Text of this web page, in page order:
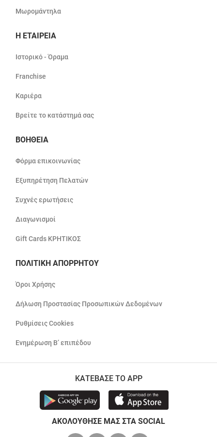
Μωρομάντηλα
Η ΕΤΑΙΡΕΙΑ
Ιστορικό - Όραμα
Franchise
Καριέρα
Βρείτε το κατάστημά σας
ΒΟΗΘΕΙΑ
Φόρμα επικοινωνίας
Εξυπηρέτηση Πελατών
Συχνές ερωτήσεις
Διαγωνισμοί
Gift Cards ΚΡΗΤΙΚΟΣ
ΠΟΛΙΤΙΚΗ ΑΠΟΡΡΗΤΟΥ
Όροι Χρήσης
Δήλωση Προστασίας Προσωπικών Δεδομένων
Ρυθμίσεις Cookies
Ενημέρωση Β’ επιπέδου
ΚΑΤΕΒΑΣΕ ΤΟ APP
ΑΚΟΛΟΥΘΗΣΕ ΜΑΣ ΣΤΑ SOCIAL